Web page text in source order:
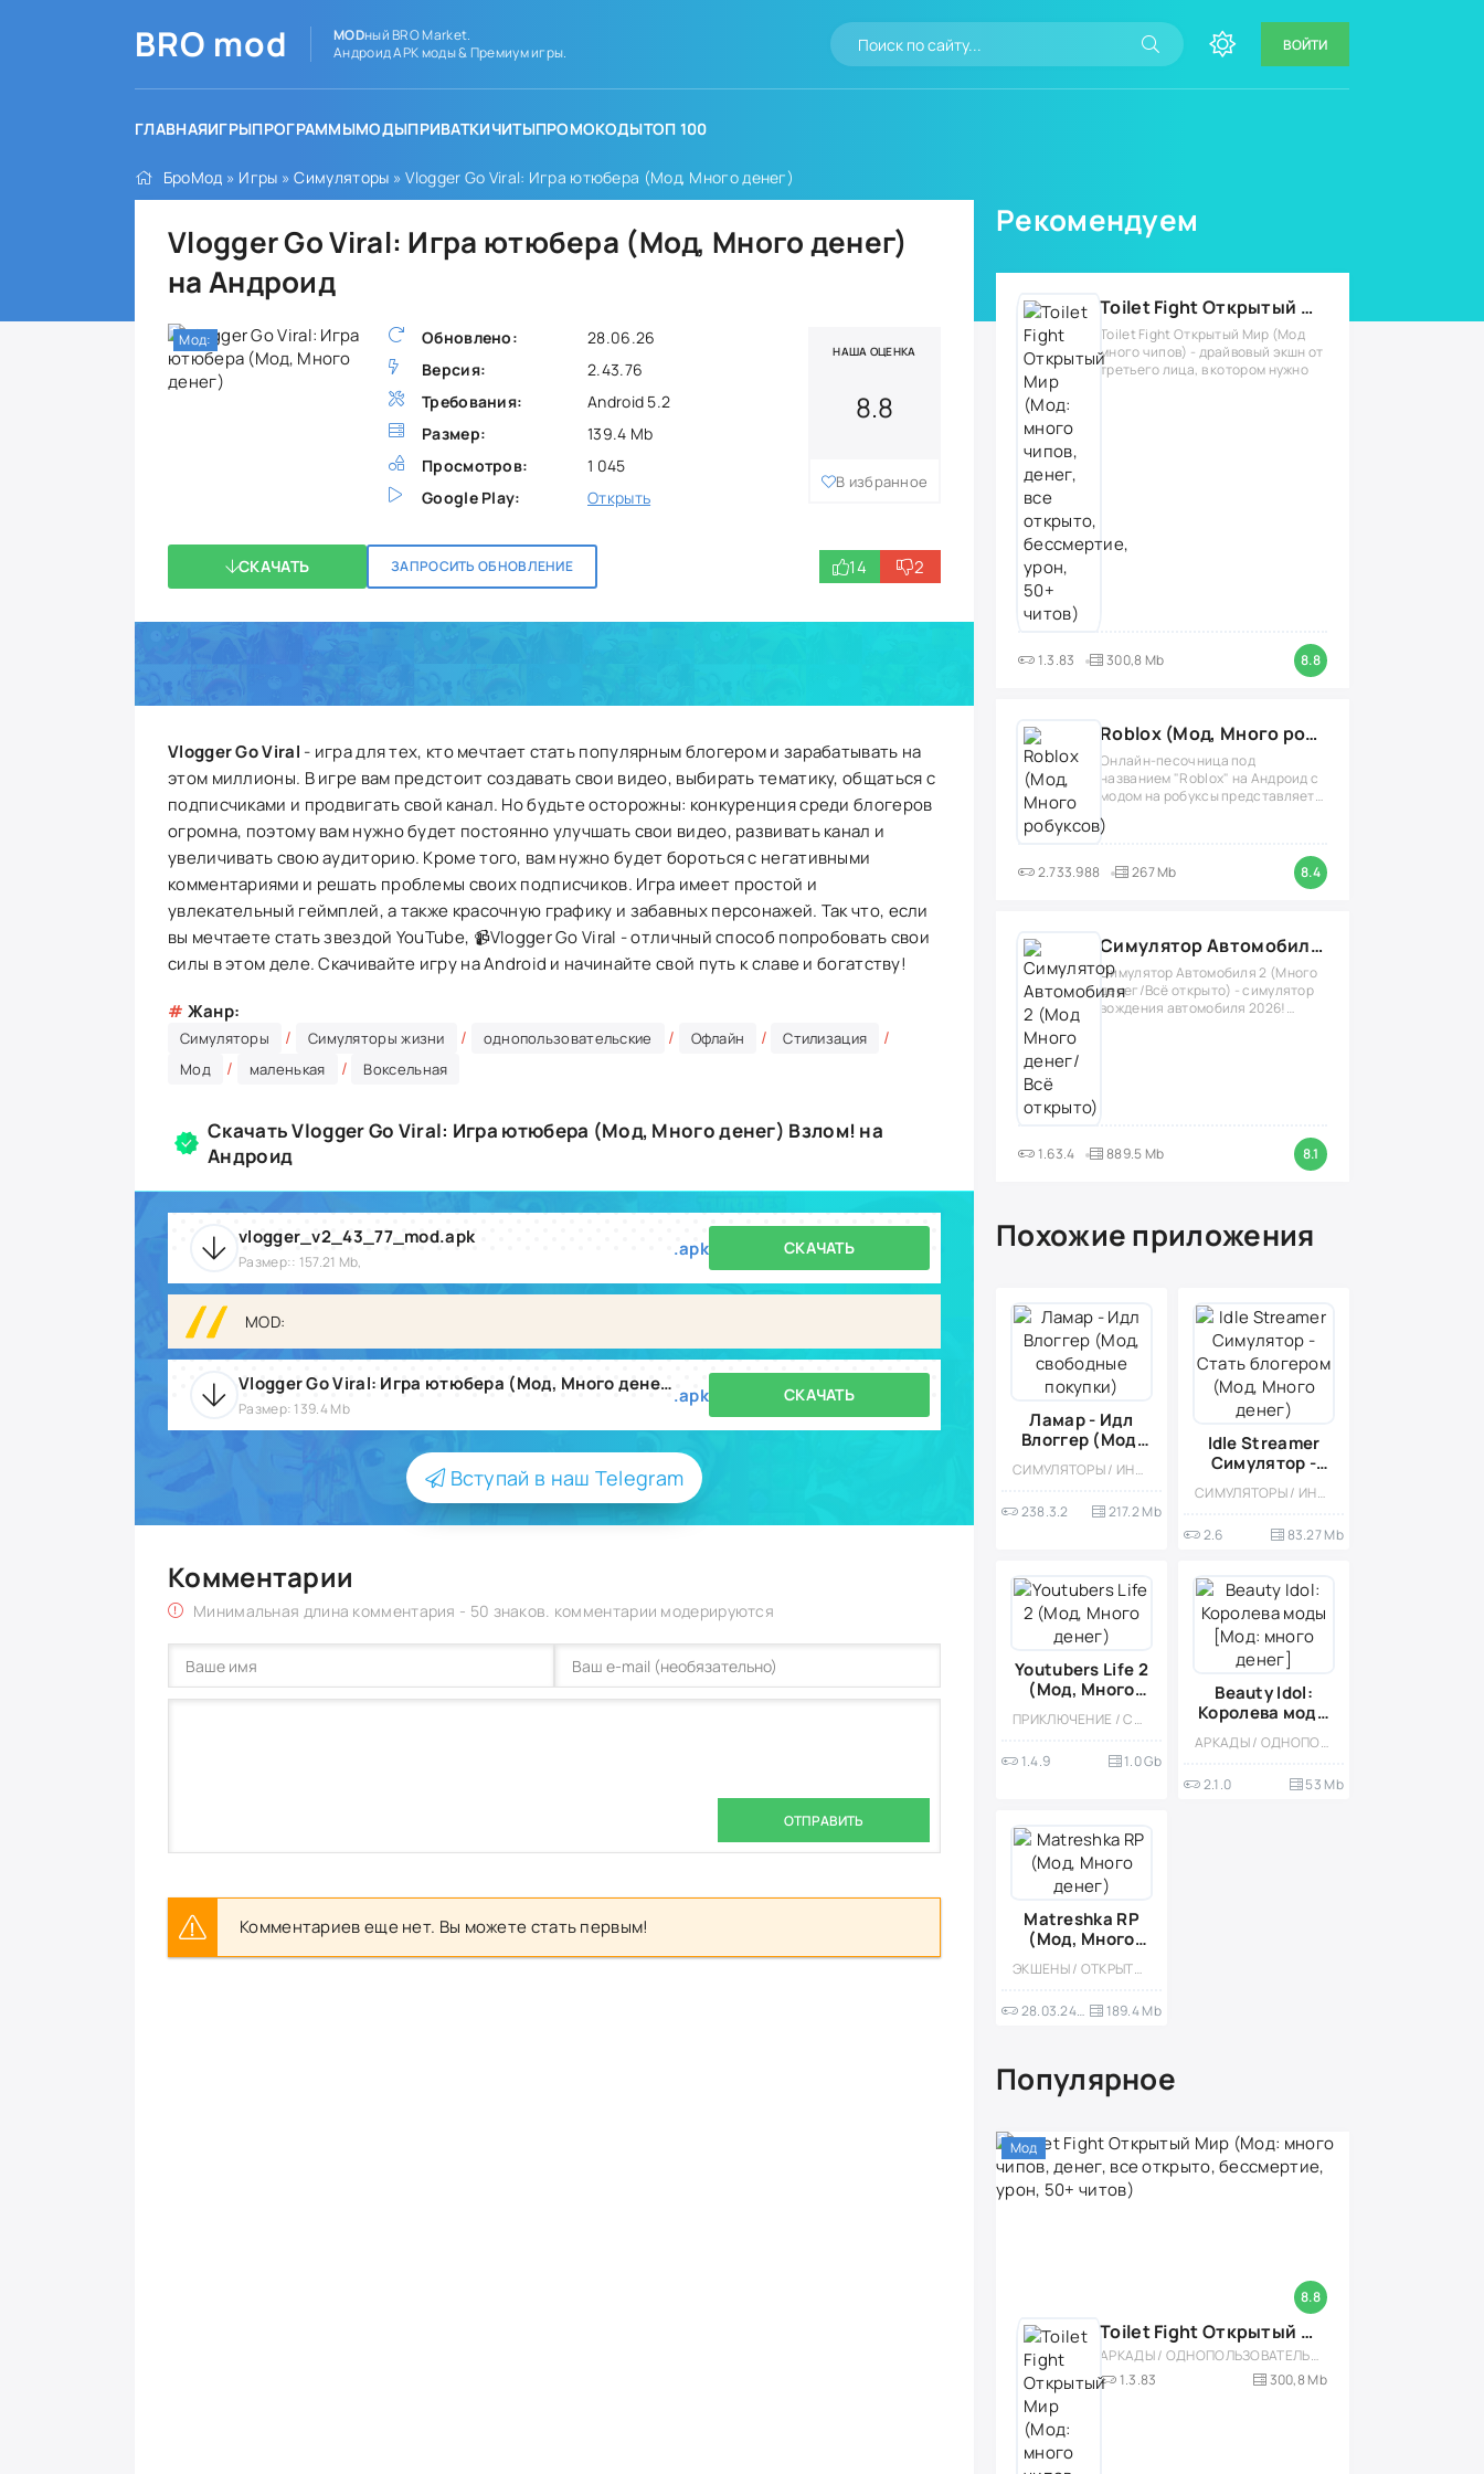
BRO mod MODный BRO Market.
Андроид APK моды & Премиум игры.
ВОЙТИ
ГЛАВНАЯИГРЫПРОГРАММЫМОДЫПРИВАТКИЧИТЫПРОМОКОДЫТОП 100
БроМод » Игры »Симуляторы » Vlogger Go Viral: Игра ютюбера (Мод, Много денег)
Vlogger Go Viral: Игра ютюбера (Мод, Много денег)
на Андроид
Обновлено:
28.06.26
Версия:
2.43.76
Требования:
Android 5.2
Размер:
139.4 Mb
Просмотров:
1 045
Google Play:
Открыть
НАША ОЦЕНКА
8.8
В избранное
СКАЧАТЬ ЗАПРОСИТЬ ОБНОВЛЕНИЕ 14 2
Мод:
Vlogger Go Viral - игра для тех, кто мечтает стать популярным блогером и зарабатывать на
этом миллионы. В игре вам предстоит создавать свои видео, выбирать тематику, общаться с
подписчиками и продвигать свой канал. Но будьте осторожны: конкуренция среди блогеров
огромна, поэтому вам нужно будет постоянно улучшать свои видео, развивать канал и
увеличивать свою аудиторию. Кроме того, вам нужно будет бороться с негативными
комментариями и решать проблемы своих подписчиков. Игра имеет простой и
увлекательный геймплей, а также красочную графику и забавных персонажей. Так что, если
вы мечтаете стать звездой YouTube, 📹Vlogger Go Viral - отличный способ попробовать свои
силы в этом деле. Скачивайте игру на Android и начинайте свой путь к славе и богатству!
# Жанр:
Симуляторы / Симуляторы жизни / однопользовательские / Офлайн / Стилизация /
Мод / маленькая / Воксельная
Скачать Vlogger Go Viral: Игра ютюбера (Мод, Много денег) Взлом! на
Андроид
vlogger_v2_43_77_mod.apk
Размер:: 157.21 Mb,
.apk СКАЧАТЬ
MOD:
Vlogger Go Viral: Игра ютюбера (Мод, Много денег) v2.43.76
Размер: 139.4 Mb
.apk СКАЧАТЬ
Вступай в наш Telegram
Комментарии
Минимальная длина комментария - 50 знаков. комментарии модерируются
ОТПРАВИТЬ
Комментариев еще нет. Вы можете стать первым!
Рекомендуем
Toilet Fight Открытый Мир (Мод: много чипов, денег, все открыто, бессмертие, урон, 50+ читов)
Toilet Fight Открытый Мир (Мод
много чипов) - драйвовый экшн от
третьего лица, в котором нужно
1.3.83 300,8 Mb 8.8
Roblox (Мод, Много робуксов)
Онлайн-песочница под
названием "Roblox" на Андроид с
модом на робуксы представляет
собой
2.733.988 267 Mb 8.4
Симулятор Автомобиля 2 (Мод Много денег/Всё открыто)
Симулятор Автомобиля 2 (Много
денег/Всё открыто) - симулятор
вождения автомобиля 2026!
1.63.4 889.5 Mb 8.1
Похожие приложения
Ламар - Идл
Влоггер (Мод,
свободные
покупки)
СИМУЛЯТОРЫ / ИНДИ / КАЗУАЛЬНЫЕ / ОДНОПОЛЬЗОВАТЕЛЬСКИЕ / СТИЛИЗАЦИЯ / ОФЛАЙН / ДЛЯ ДЕТЕЙ / POINT & CLICK / МОД / ВСТРОЕННЫЙ КЕШ
238.3.2 217.2 Mb
Idle Streamer
Симулятор -
Стать блогером
(Мод, МногоСИМУЛЯТОРЫ / ИНДИ / КАЗУАЛЬНЫЕ / ОФЛАЙН / ОДНОПОЛЬЗОВАТЕЛЬСКИЕ / ВСТРОЕННЫЙ КЕШ / МОД / МАЛЕНЬКАЯ
2.6 83.27 Mb
Youtubers Life 2
(Мод, Много
денег)
ПРИКЛЮЧЕНИЕ / СИМУЛЯТОРЫ / СИМУЛЯТОРЫ ЖИЗНИ / КАЗУАЛЬНЫЕ / СТИЛИЗАЦИЯ / МОД / ВСТРОЕННЫЙ КЕШ / БОЛЬШАЯ / ДЛЯ ДЕТЕЙ
1.4.9 1.0 Gb
Beauty Idol:
Королева моды
[Мод: много
денег]
АРКАДЫ / ОДНОПОЛЬЗОВАТЕЛЬСКИЕ / АНИМЕ / МОД / ВСТРОЕННЫЙ КЕШ / ДЕВОЧКАМ / МАЛЕНЬКАЯ / ПРИКЛЮЧЕНИЕ
2.1.0 53 Mb
Matreshka RP
(Мод, Много
денег)
ЭКШЕНЫ / ОТКРЫТЫЙ МИР / СИМУЛЯТОРЫ / 3D / МНОГОПОЛЬЗОВАТЕЛЬСКАЯ / МОД / ПРИВАТКИ
28.03.24-23.59 189.4 Mb
Популярное
8.8
Мод
Toilet Fight Открытый Мир (Мод: много чипов, денег, все открыто, бессмертие, урон, 50+ читов)
АРКАДЫ / ОДНОПОЛЬЗОВАТЕЛЬСКИЕ / ОФЛАЙН / МОД / РОЛЕВЫЕ / ШУТЕРЫ / ОТКРЫТЫЙ МИР / ВСТРОЕННЫЙ КЕШ / 3D / ЭКШЕНЫ / ТУАЛЕТНЫЕ ВОЙНЫ / ДЛЯ ДЕТЕЙ
1.3.83
300,8 Mb